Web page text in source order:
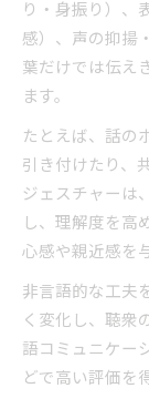
り・身振り）、
感）、声の抑揚
葉だけでは伝え
ます。
たとえば、話の
引き付けたり、
ジェスチャーは
し、理解度を高
心感や親近感を
非言語的な工夫
く変化し、聴衆
語コミュニケー
どで高い評価を